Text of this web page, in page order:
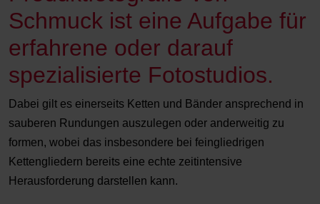
Schmuck ist eine Aufgabe für
erfahrene oder darauf
spezialisierte Fotostudios.
Dabei gilt es einerseits Ketten und Bänder ansprechend in
sauberen Rundungen auszulegen oder anderweitig zu
formen, wobei das insbesondere bei feingliedrigen
Kettengliedern bereits eine echte zeitintensive
Herausforderung darstellen kann.